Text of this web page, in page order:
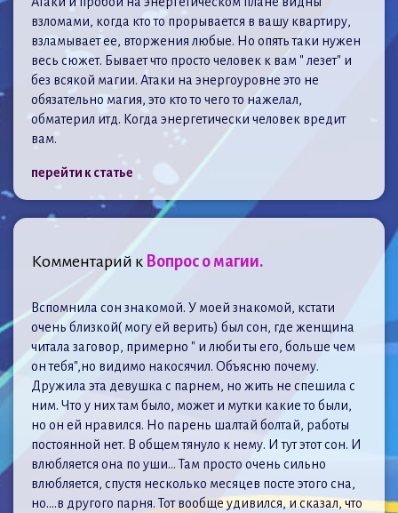
взломами, когда кто то прорывается в вашу квартиру,
взламывает ее, вторжения любые. Но опять таки нужен
весь сюжет. Бывает что просто человек к вам " лезет" и
без всякой магии. Атаки на энергоуровне это не
обязательно магия, это кто то чего то нажелал,
обматерил итд. Когда энергетически человек вредит
вам.
перейти к статье
Комментарий к Вопрос о магии.
Вспомнила сон знакомой. У моей знакомой, кстати
очень близкой( могу ей верить) был сон, где женщина
читала заговор, примерно " и люби ты его, больше чем
он тебя",но видимо накосячил. Объясню почему.
Дружила эта девушка с парнем, но жить не спешила с
ним. Что у них там было, может и мутки какие то были,
но он ей нравился. Но парень шалтай болтай, работы
постоянной нет. В общем тянуло к нему. И тут этот сон. И
влюбляется она по уши... Там просто очень сильно
влюбляется, спустя несколько месяцев посте этого сна,
но....в другого парня. Тот вообще удивился, и сказал, что